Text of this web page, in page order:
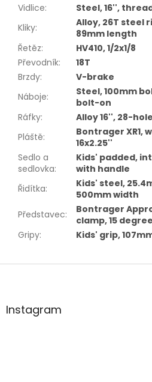
Vidlice:
Steel, 16'',
Kliky:
Alloy, 26T steel
89mm length
Řetěz:
HV410, 1/2x1/8
Převodník:
18T
Brzdy:
V-brake
Náboje:
Steel, 100mm
bolt-on
Ráfky:
Alloy 16'', 28-
Pláště:
Bontrager XR1,
16x2.25''
Sedlo a
sedlovka:
Kids' padded,
with handle
Řidítka:
Kids' steel,
500mm width
Představec:
Bontrager
clamp, 15
Gripy: Kids' grip,
Z
aInstagram